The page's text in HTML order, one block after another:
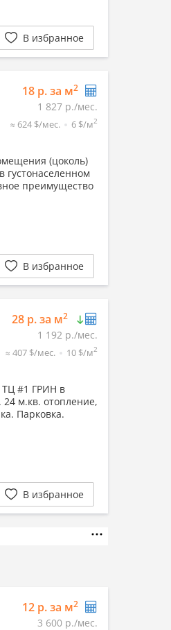
В избранное
18 р. за м2
1 827 р./мес.
≈ 624 $/мес. 6 $/м2
(цоколь)
густонаселенном
преимущество
В избранное
28 р. за м2
1 192 р./мес.
≈ 407 $/мес. 10 $/м2
#1 ГРИН в
м.кв. отопление,
Парковка.
В избранное
12 р. за м2
3 600 р./мес.